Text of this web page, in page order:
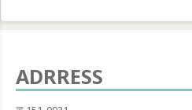
ゲ
シ
ADRRESS